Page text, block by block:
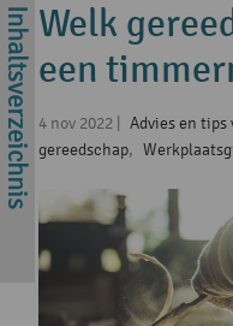
Welk
een
4 nov 2022 Advies en tips
gereedschap,